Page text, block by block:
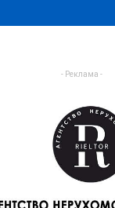
- Реклама -